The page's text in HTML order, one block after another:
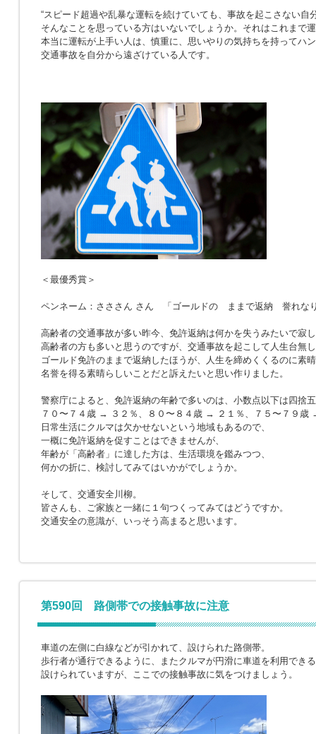
“スピード超過や乱暴な運転を続けていても、事故を起こさない自
そんなことを思っている方はいないでしょうか。それはこれまで
本当に運転が上手い人は、慎重に、思いやりの気持ちを持ってハ
交通事故を自分から遠ざけている人です。
＜最優秀賞＞
ペンネーム：さささん さん 「ゴールドの ままで返納 誉れな
高齢者の交通事故が多い昨今、免許返納は何かを失うみたいで寂
高齢者の方も多いと思うのですが、交通事故を起こして人生台無
ゴールド免許のままで返納したほうが、人生を締めくくるのに素
名誉を得る素晴らしいことだと訴えたいと思い作りました。
警察庁によると、免許返納の年齢で多いのは、小数点以下は四捨
７０〜７４歳 → ３２％、８０〜８４歳 → ２１％、７５〜７９歳
日常生活にクルマは欠かせないという地域もあるので、
一概に免許返納を促すことはできませんが、
年齢が「高齢者」に達した方は、生活環境を鑑みつつ、
何かの折に、検討してみてはいかがでしょうか。
そして、交通安全川柳。
皆さんも、ご家族と一緒に１句つくってみてはどうですか。
交通安全の意識が、いっそう高まると思います。
第590回 路側帯での接触事故に注意
車道の左側に白線などが引かれて、設けられた路側帯。
歩行者が通行できるように、またクルマが円滑に車道を利用でき
設けられていますが、ここでの接触事故に気をつけましょう。